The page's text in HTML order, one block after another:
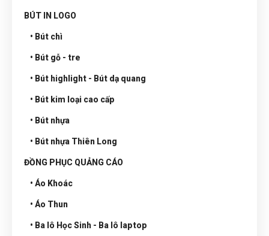
BÚT IN LOGO
• Bút chì
• Bút gỗ - tre
• Bút highlight - Bút dạ quang
• Bút kim loại cao cấp
• Bút nhựa
• Bút nhựa Thiên Long
ĐỒNG PHỤC QUẢNG CÁO
• Áo Khoác
• Áo Thun
• Ba lô Học Sinh - Ba lô laptop